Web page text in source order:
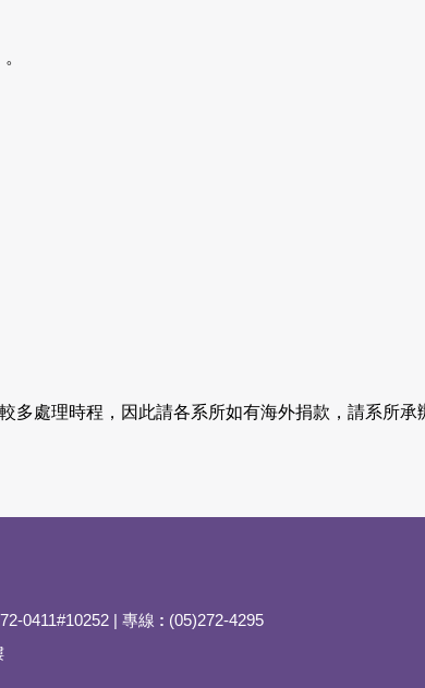
處理時程，因此請各系所如有海外捐款，請系所承
0411#10252 | 專線 : (05)272-4295